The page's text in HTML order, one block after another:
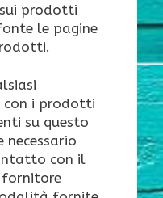
prodotti
le pagine
con i prodotti
su questo
necessario
con il